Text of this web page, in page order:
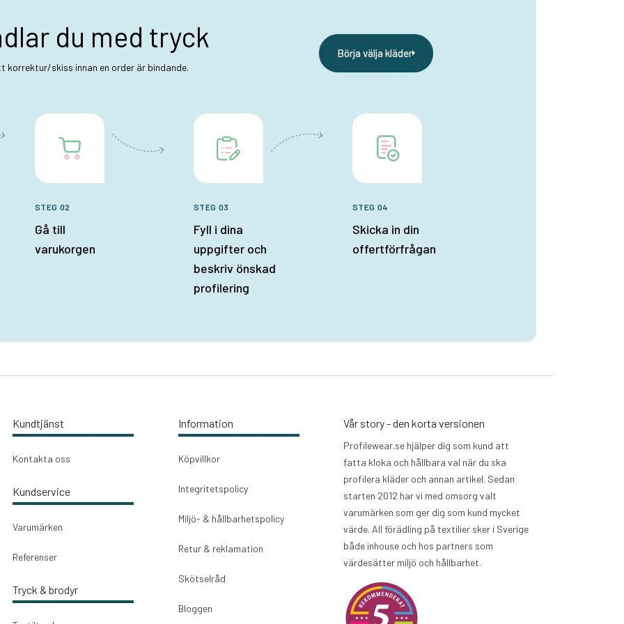
du med tryck
korrektur/skiss innan en order är bindande.
Börja välja kläder
STEG 02
Gå till
varukorgen
STEG 03
Fyll i dina
uppgifter och
beskriv önskad
profilering
STEG 04
Skicka in din
offertförfrågan
Kundtjänst
Kontakta oss
Kundservice
Varumärken
Referenser
Tryck & brodyr
Information
Köpvillkor
Integritetspolicy
Miljö- & hållbarhetspolicy
Retur & reklamation
Skötselråd
Bloggen
Vår story - den korta versionen
Profilewear.se hjälper dig som kund att
fatta kloka och hållbara val när du ska
profilera kläder och annan artikel. Sedan
starten 2012 har vi med omsorg valt
varumärken som ger dig som kund mycket
värde. All förädling på textilier sker i Sverige
både inhouse och hos partners som
värdesätter miljö och hållbarhet.